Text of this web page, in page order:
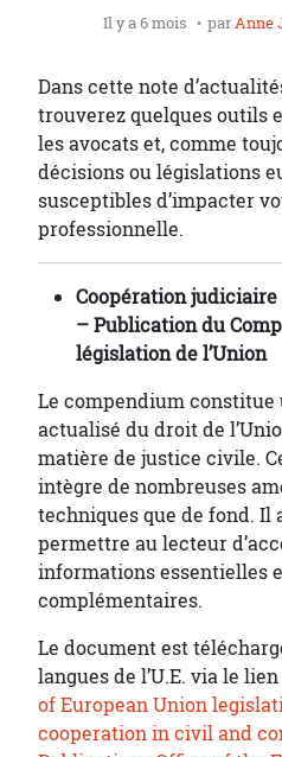
Il y a 6 mois parAnne
Dans cette note
trouverez quelques outils
les avocats et, comme
décisions ou législations
susceptibles d’impacter
professionnelle.
Coopération
– Publication du
législation de l’Union
Le compendium
actualisé du droit de
matière de justice civile.
intègre de nombreuses
techniques que de fond. Il
permettre au lecteur
informations essentielles
complémentaires.
Le document est
langues de l’U.E. via le
of European Union
cooperation in civil and